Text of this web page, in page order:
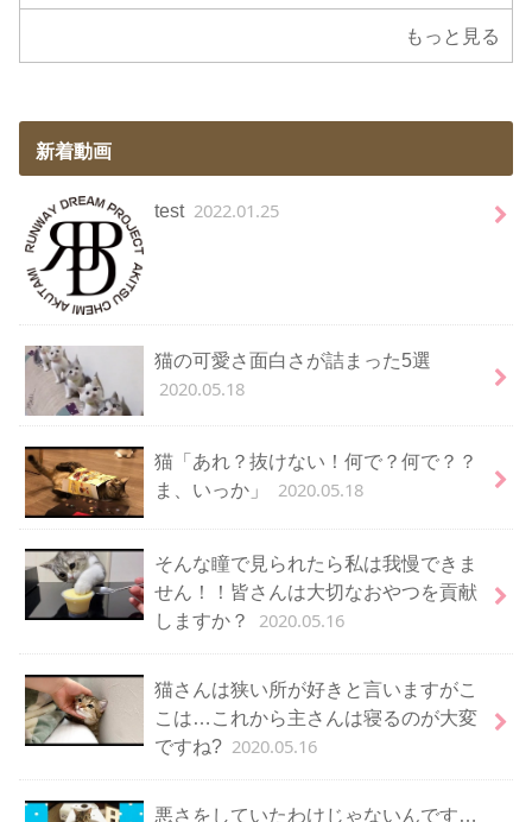
もっと見る
新着動画
test 2022.01.25
猫の可愛さ面白さが詰まった5選
2020.05.18
猫「あれ？抜けない！何で？何で？？
ま、いっか」
2020.05.18
そんな瞳で見られたら私は我慢できま
せん！！皆さんは大切なおやつを貢献
しますか？
2020.05.16
猫さんは狭い所が好きと言いますがこ
こは…これから主さんは寝るのが大変
ですね? 2020.05.16
悪さをしていたわけじゃないんです…